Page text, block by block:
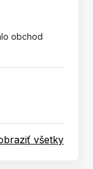
obchod
všetky